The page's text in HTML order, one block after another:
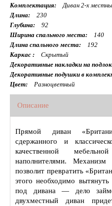
Комплектация:
Диван 2-х
Длина:
230
Глубина:
92
Ширина спального места:
140
Длина спального места:
192
Каркас :
Скрытый
Декоративные накладки на
Декоративные подушки в
Цвет:
Разноцветный
Описание
Прямой диван
сдержанного и
качественной
наполнителями. Механизм
позволит превратить
этого необходимо
под дивана — дело
двухместный диван